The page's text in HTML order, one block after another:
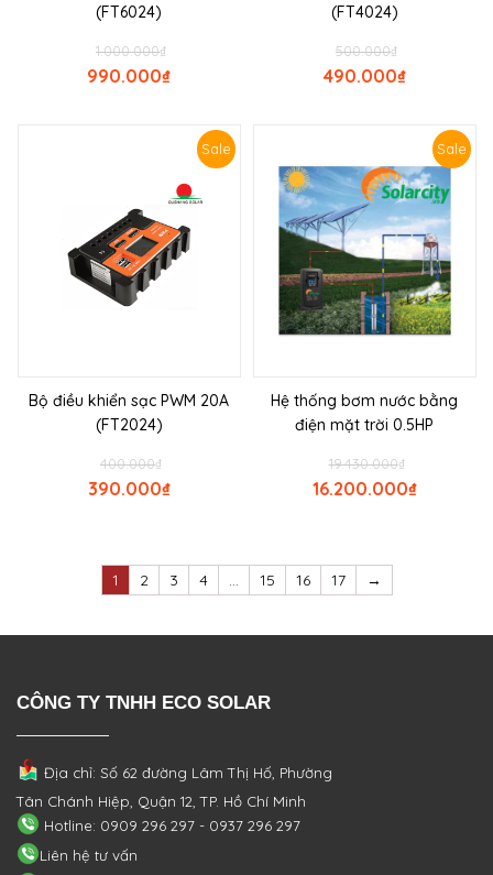
(FT6024)
₫
1.000.000
₫
990.000
(FT4024)
₫
500.000
₫
490.000
Sale
Bộ điều khiển sạc PWM 20A
(FT2024)
₫
400.000
₫
390.000
Sale
Hệ thống bơm nước bằng
điện mặt trời 0.5HP
₫
19.430.000
₫
16.200.000
1 2 3 4 … 15 16 17 →
CÔNG TY TNHH ECO SOLAR
Địa chỉ: Số 62 đường Lâm Thị Hố, Phường
Tân Chánh Hiệp, Quận 12, TP. Hồ Chí Minh
Hotline: 0909 296 297 - 0937 296 297
Liên hệ tư vấn